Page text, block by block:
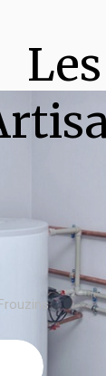
Les